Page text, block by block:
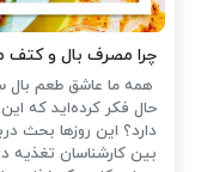
چرا مصرف بال و
همه ما عاشق طعم بال
حال فکر کرده‌اید که
دارد؟ این روزها بحث
بین کارشناسان